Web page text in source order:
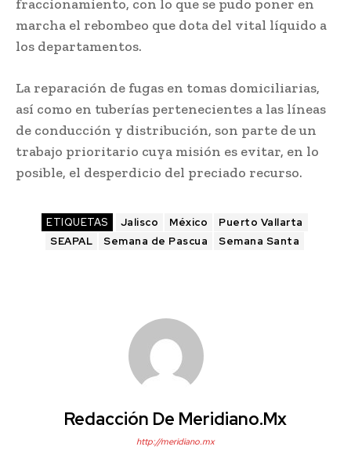
fraccionamiento, con lo que se pudo poner en
marcha el rebombeo que dota del vital líquido a
los departamentos.
La reparación de fugas en tomas domiciliarias,
así como en tuberías pertenecientes a las líneas
de conducción y distribución, son parte de un
trabajo prioritario cuya misión es evitar, en lo
posible, el desperdicio del preciado recurso.
ETIQUETAS Jalisco México
Puerto Vallarta
SEAPAL
Semana de Pascua Semana Santa
Redacción De Meridiano.mx
http://meridiano.mx